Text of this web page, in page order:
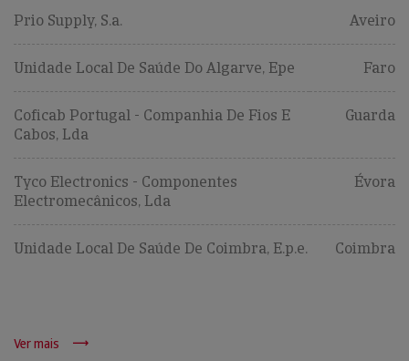
Prio Supply, S.a. Aveiro
Unidade Local De Saúde Do Algarve, Epe Faro
Coficab Portugal - Companhia De Fios E
Cabos, Lda
Guarda
Tyco Electronics - Componentes
Electromecânicos, Lda
Évora
Unidade Local De Saúde De Coimbra, E.p.e. Coimbra
Ver mais